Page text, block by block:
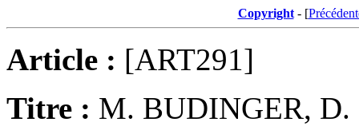
Copyright- [
Article : [ART291]
Titre : M. BUDINGER, D.